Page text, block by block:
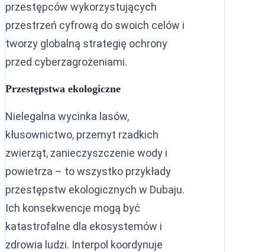
przestępców wykorzystujących
przestrzeń cyfrową do swoich celów i
tworzy globalną strategię ochrony
przed cyberzagrożeniami.
Przestępstwa ekologiczne
Nielegalna wycinka lasów,
kłusownictwo, przemyt rzadkich
zwierząt, zanieczyszczenie wody i
powietrza – to wszystko przykłady
przestępstw ekologicznych w Dubaju.
Ich konsekwencje mogą być
katastrofalne dla ekosystemów i
zdrowia ludzi. Interpol koordynuje